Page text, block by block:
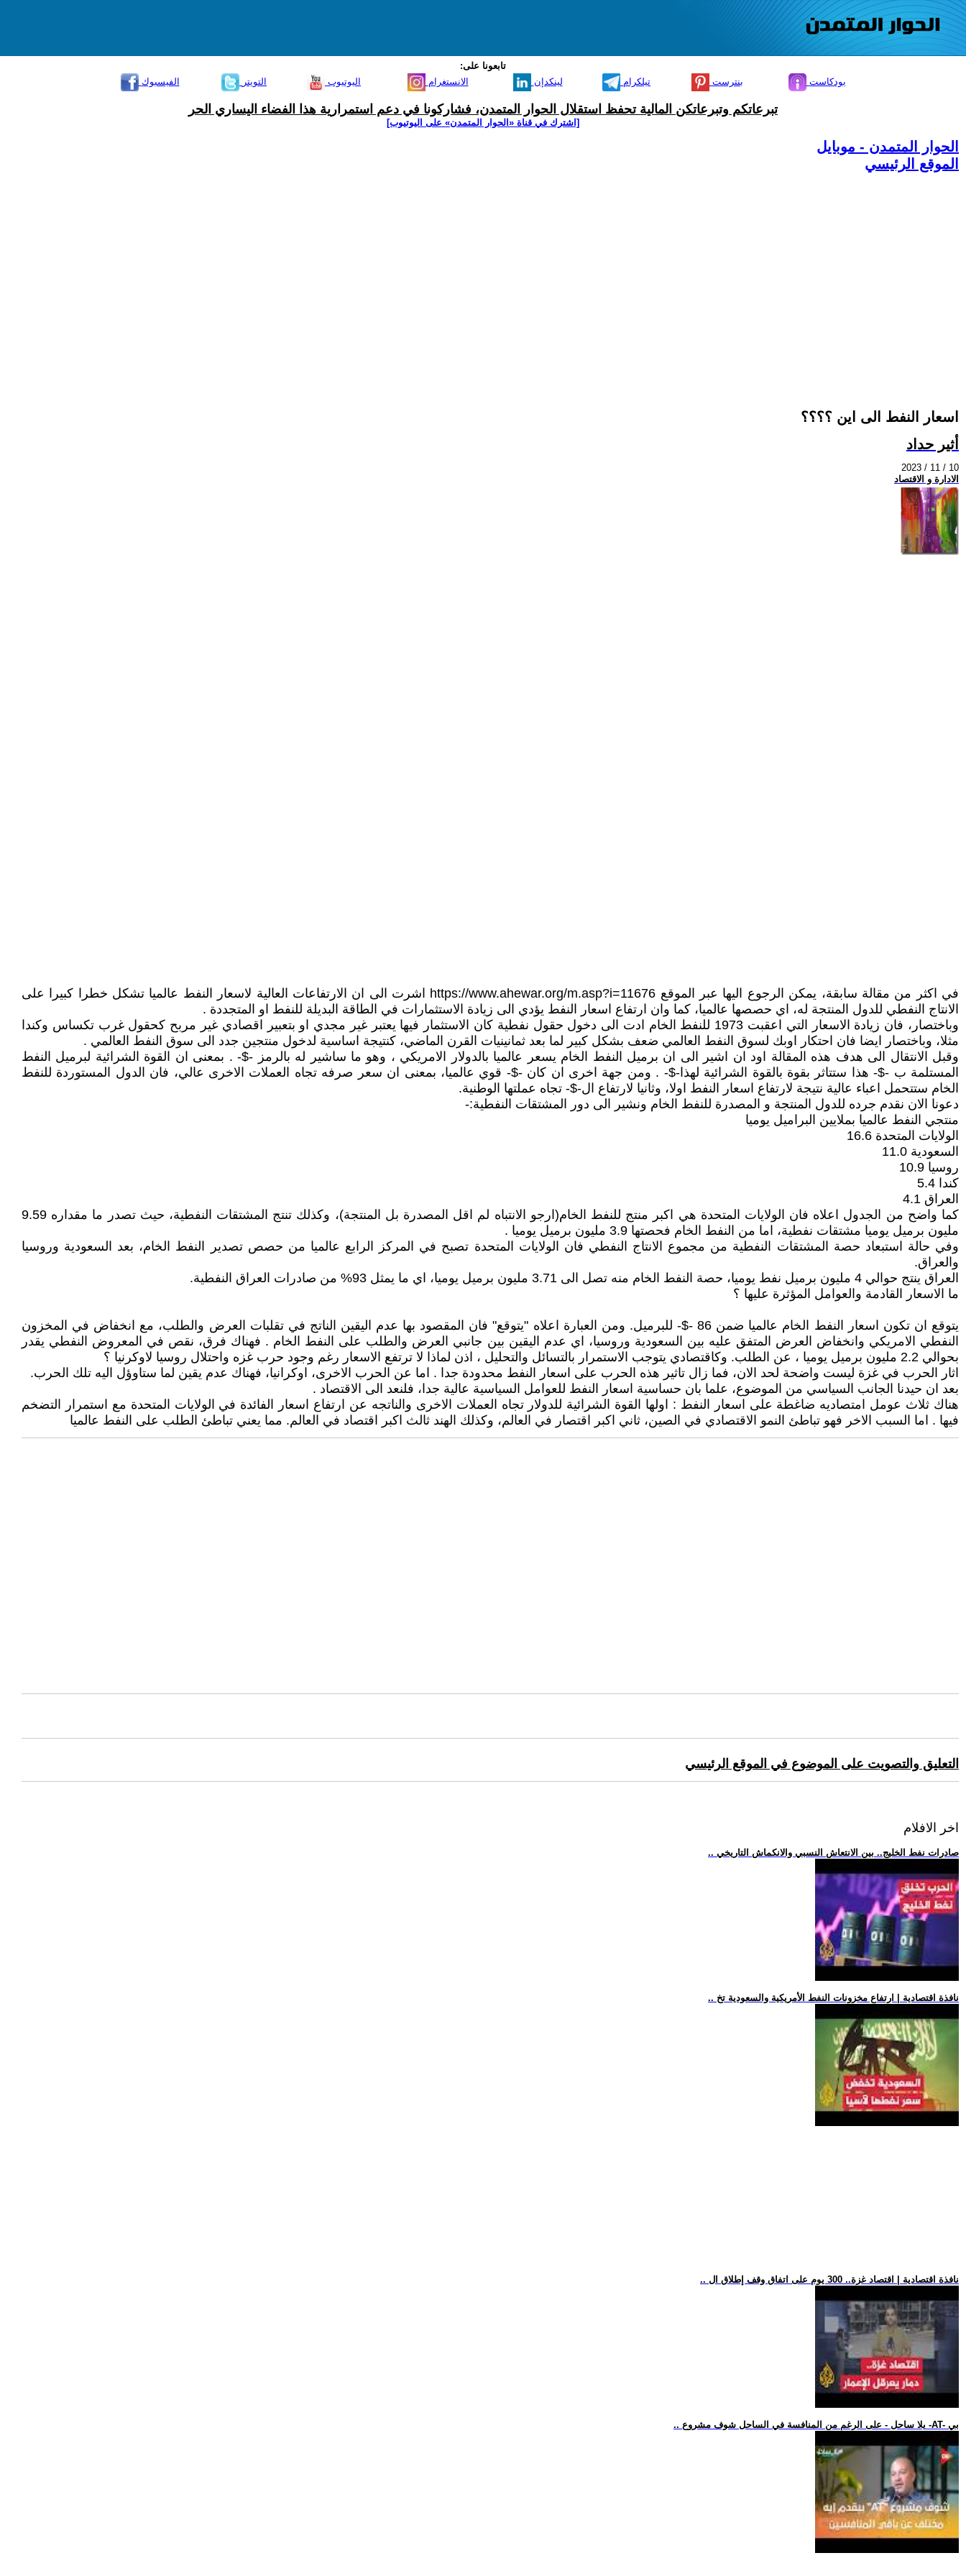
تابعونا على:
الفيسبوك
التويتر اليوتيوب الانستغرام لينكدإن تيلكرام بنترست بودكاست
تبرعاتكم وتبرعاتكن المالية تحفظ استقلال الحوار المتمدن، فشاركونا في دعم استمرارية هذا الفضاء اليساري الحر
[اشترك في قناة ‫«الحوار المتمدن» على اليوتيوب]
الحوار المتمدن - موبايل
الموقع الرئيسي
اسعار النفط الى اين ؟؟؟؟
أثير حداد
2023 / 11 / 10
الادارة و الاقتصاد
في اكثر من مقالة سابقة، يمكن الرجوع اليها عبر الموقع https://www.ahewar.org/m.asp?i=11676 اشرت الى ان الارتفاعات العالية لاسعار النفط عالميا تشكل خطرا كبيرا على
الانتاج النفطي للدول المنتجة له، اي حصصها عالميا، كما وان ارتفاع اسعار النفط يؤدي الى زيادة الاستثمارات في الطاقة البديلة للنفط او المتجددة .
وباختصار، فان زيادة الاسعار التي اعقبت 1973 للنفط الخام ادت الى دخول حقول نفطية كان الاستثمار فيها يعتبر غير مجدي او بتعبير اقصادي غير مربح كحقول غرب تكساس وكندا
مثلا، وباختصار ايضا فان احتكار اوبك لسوق النفط العالمي ضعف بشكل كبير لما بعد ثمانينيات القرن الماضي، كنتيجة اساسية لدخول منتجين جدد الى سوق النفط العالمي .
وقبل الانتقال الى هدف هذه المقالة اود ان اشير الى ان برميل النفط الخام يسعر عالميا بالدولار الامريكي ، وهو ما ساشير له بالرمز -$- . بمعنى ان القوة الشرائية لبرميل النفط
المستلمة ب -$- هذا ستتاثر بقوة بالقوة الشرائية لهذا-$- . ومن جهة اخرى ان كان -$- قوي عالميا، بمعنى ان سعر صرفه تجاه العملات الاخرى عالي، فان الدول المستوردة للنفط
الخام ستتحمل اعباء عالية نتيجة لارتفاع اسعار النفط اولا، وثانيا لارتفاع ال-$- تجاه عملتها الوطنية.
دعونا الان نقدم جرده للدول المنتجة و المصدرة للنفط الخام ونشير الى دور المشتقات النفطية:-
منتجي النفط عالميا بملايين البراميل يوميا
الولايات المتحدة 16.6
السعودية 11.0
روسيا 10.9
كندا 5.4
العراق 4.1
كما واضح من الجدول اعلاه فان الولايات المتحدة هي اكبر منتج للنفط الخام(ارجو الانتباه لم اقل المصدرة بل المنتجة)، وكذلك تنتج المشتقات النفطية، حيث تصدر ما مقداره 9.59
مليون برميل يوميا مشتقات نفطية، اما من النفط الخام فحصتها 3.9 مليون برميل يوميا .
وفي حالة استبعاد حصة المشتقات النفطية من مجموع الانتاج النفطي فان الولايات المتحدة تصبح في المركز الرابع عالميا من حصص تصدير النفط الخام، بعد السعودية وروسيا
والعراق.
العراق ينتج حوالي 4 مليون برميل نفط يوميا، حصة النفط الخام منه تصل الى 3.71 مليون برميل يوميا، اي ما يمثل 93% من صادرات العراق النفطية.
ما الاسعار القادمة والعوامل المؤثرة عليها ؟
يتوقع ان تكون اسعار النفط الخام عالميا ضمن 86 -$- للبرميل. ومن العبارة اعلاه "يتوقع" فان المقصود بها عدم اليقين الناتج في تقلبات العرض والطلب، مع انخفاض في المخزون
النفطي الامريكي وانخفاض العرض المتفق عليه بين السعودية وروسيا، اي عدم اليقين بين جانبي العرض والطلب على النفط الخام . فهناك فرق، نقص في المعروض النفطي يقدر
بحوالي 2.2 مليون برميل يوميا ، عن الطلب. وكاقتصادي يتوجب الاستمرار بالتسائل والتحليل ، اذن لماذا لا ترتفع الاسعار رغم وجود حرب غزه واحتلال روسيا لاوكرنيا ؟
اثار الحرب في غزة ليست واضحة لحد الان، فما زال تاثير هذه الحرب على اسعار النفط محدودة جدا . اما عن الحرب الاخرى، اوكرانيا، فهناك عدم يقين لما ستاوؤل اليه تلك الحرب.
بعد ان حيدنا الجانب السياسي من الموضوع، علما بان حساسية اسعار النفط للعوامل السياسية عالية جدا، فلنعد الى الاقتصاد .
هناك ثلاث عومل امتصاديه ضاغطة على اسعار النفط : اولها القوة الشرائية للدولار تجاه العملات الاخرى والناتجه عن ارتفاع اسعار الفائدة في الولايات المتحدة مع استمرار التضخم
فيها . اما السبب الاخر فهو تباطئ النمو الاقتصادي في الصين، ثاني اكبر اقتصار في العالم، وكذلك الهند ثالث اكبر اقتصاد في العالم. مما يعني تباطئ الطلب على النفط عالميا
التعليق والتصويت على الموضوع في الموقع الرئيسي
اخر الافلام
.. صادرات نفط الخليج.. بين الانتعاش النسبي والانكماش التاريخي
.. نافذة اقتصادية | ارتفاع مخزونات النفط الأمريكية والسعودية تخ
.. نافذة اقتصادية | اقتصاد غزة.. 300 يوم على اتفاق وقف إطلاق ال
.. يلا ساحل - على الرغم من المنافسة في الساحل شوف مشروع -AT- بي